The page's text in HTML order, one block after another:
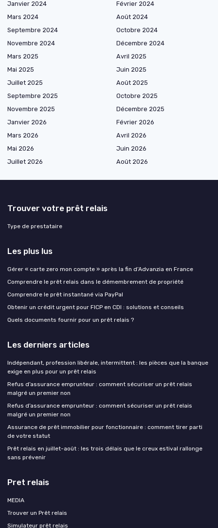
Janvier 2024
Février 2024
Mars 2024
Août 2024
Septembre 2024
Octobre 2024
Novembre 2024
Décembre 2024
Mars 2025
Avril 2025
Mai 2025
Juin 2025
Juillet 2025
Août 2025
Septembre 2025
Octobre 2025
Novembre 2025
Décembre 2025
Janvier 2026
Février 2026
Mars 2026
Avril 2026
Mai 2026
Juin 2026
Juillet 2026
Août 2026
Trouver votre prêt relais
Type de prestataire
Les plus lus
Gérer « carte zero mon compte » après la fin d’Advanzia en France
Comprendre le prêt relais dans le démembrement de propriété
Comprendre le prêt instantané via PayPal
Obtenir un crédit urgent pour FICP en CDI : solutions et conseils
Quels documents fournir pour un prêt relais ?
Les derniers articles
Indépendant, profession libérale, intermittent : les pièces que la banque
exige en plus pour un prêt relais
Refus d’assurance emprunteur : comment sécuriser un prêt relais
malgré un premier non
Refus d’assurance emprunteur : comment sécuriser un prêt relais
malgré un premier non
Assurance de prêt immobilier pour fonctionnaire : comment tirer parti
de votre statut
Prêt relais en juillet-août : les trois délais que le creux estival rallonge
sans prévenir
Pret relais
MEDIA
Trouver un Prêt relais
Simulateur prêt relais